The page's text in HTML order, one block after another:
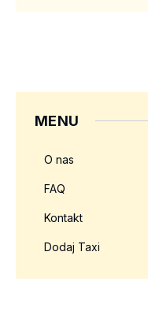
MENU
O nas
FAQ
Kontakt
Dodaj Taxi